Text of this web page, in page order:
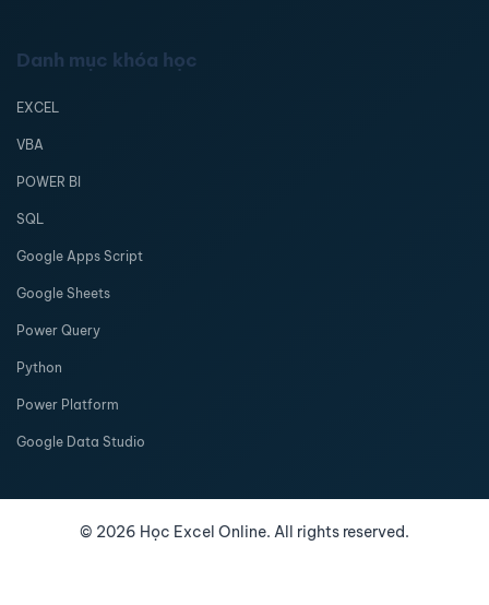
Danh mục khóa học
EXCEL
VBA
POWER BI
SQL
Google Apps Script
Google Sheets
Power Query
Python
Power Platform
Google Data Studio
© 2026 Học Excel Online. All rights reserved.